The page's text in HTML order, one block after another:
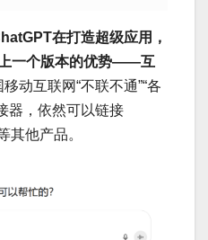
在打造超级应用，
一个版本的优势——互
动互联网“不联不通”“各
器，依然可以链接
其他产品。